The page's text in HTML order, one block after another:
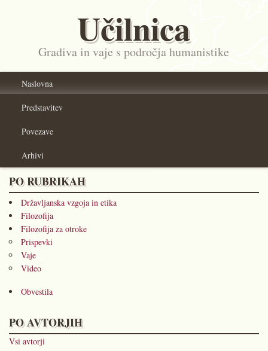
Učilnica
Gradiva in vaje s področja humanistike
Naslovna
Predstavitev
Povezave
Arhivi
PO RUBRIKAH
Državljanska vzgoja in etika
Filozofija
Filozofija za otroke
Prispevki
Vaje
Video
Obvestila
PO AVTORJIH
Vsi avtorji